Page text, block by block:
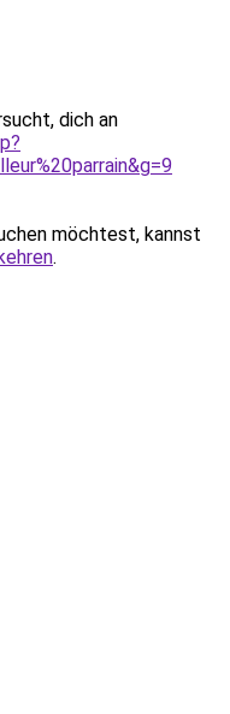
dich an
möchtest, kannst
.